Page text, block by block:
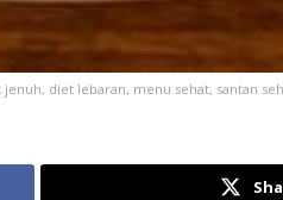
diet lebaran, menu sehat, santan